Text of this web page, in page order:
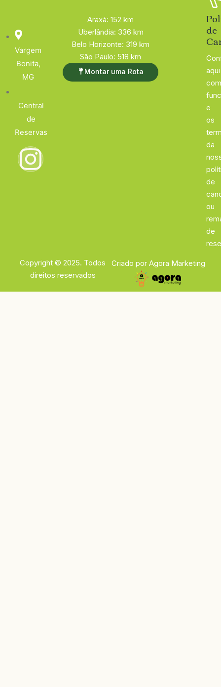
Vargem
Bonita,
MG
Central
de
Reservas
Araxá: 152 km
Uberlândia: 336 km
Belo Horizonte: 319 km
São Paulo: 518 km
Montar uma Rota
de
aqui
e
os
da
de
ou
de
Copyright © 2025. Todos
direitos reservados
Criado por Agora Marketing